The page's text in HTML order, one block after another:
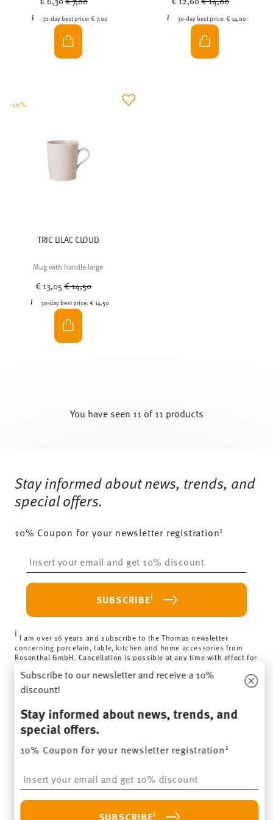
30-day best price: € 7,00 30-day best price: € 14,00
TRIC LILAC CLOUD
Mug with handle large
€ 13,05Price reduced from
€ 14,50
30-day best price: € 14,50
-10%
You have seen 11 of 11 products
Stay informed about news, trends, and
special offers.
10% Coupon for your newsletter registration1
SUBSCRIBEi
i I am over 16 years and subscribe to the Thomas newsletter
concerning porcelain, table, kitchen and home accessories from
Rosenthal GmbH. Cancellation is possible at any time with effect for
more information here:Data Privacy.
LEGAL & PRIVACY
WITHDRAW CONTRACT
Follow us on
Subscribe to our newsletter and receive a 10%
discount!
Stay informed about news, trends, and
special offers.
10% Coupon for your newsletter registration1
SUBSCRIBEi